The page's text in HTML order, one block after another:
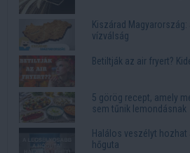
Kiszárad
vízválság
Betiltják az air fryert?
5 görög recept, amely
sem tűnik lemondásnak
Halálos veszélyt
hőguta